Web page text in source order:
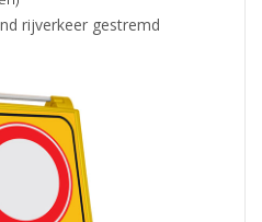
rijverkeer gestremd